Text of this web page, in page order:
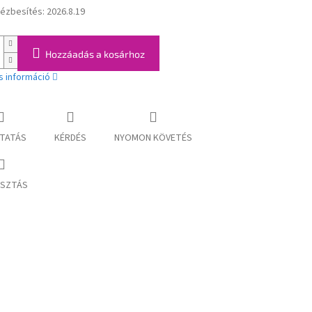
2026.8.19
Hozzáadás a kosárhoz
információ
KÉRDÉS NYOMON KÖVETÉS